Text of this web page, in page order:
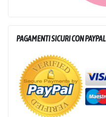
PAGAMENTI SICURI CON PAYPAL